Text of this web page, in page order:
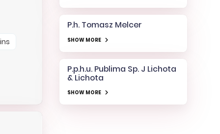
P.h. Tomasz Melcer
SHOW MORE
P.p.h.u. Publima Sp. J Lichota
& Lichota
SHOW MORE